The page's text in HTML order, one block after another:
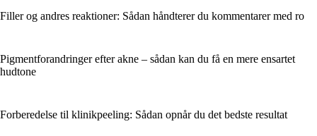
Filler og andres reaktioner: Sådan håndterer du kommentarer med ro
Pigmentforandringer efter akne – sådan kan du få en mere ensartet
hudtone
Forberedelse til klinikpeeling: Sådan opnår du det bedste resultat